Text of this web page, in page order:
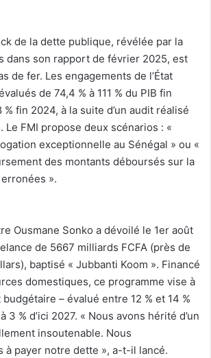
de la dette publique, révélée par la
dans son rapport de février 2025, est
de fer. Les engagements de l’État
de 74,4 % à 111 % du PIB fin
% fin 2024, à la suite d’un audit réalisé
Le FMI propose deux scénarios : «
exceptionnelle au Sénégal » ou «
des montants déboursés sur la
».
Ousmane Sonko a dévoilé le 1er août
de 5667 milliards FCFA (près de
baptisé « Jubbanti Koom ». Financé
domestiques, ce programme vise à
– évalué entre 12 % et 14 %
3 % d’ici 2027. « Nous avons hérité d’un
insoutenable. Nous
à payer notre dette », a-t-il lancé.